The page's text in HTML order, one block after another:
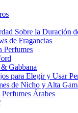
Sobre la Duración
de Fragancias
Perfumes
Gabbana
para Elegir y Usar
de Nicho y Alta
Árabes